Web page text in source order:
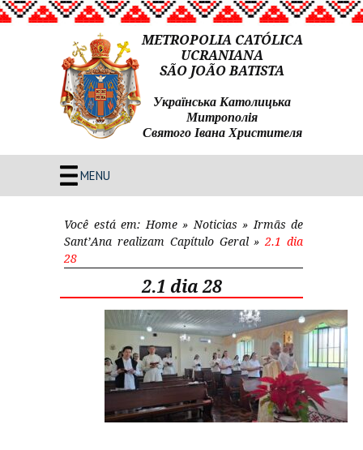
METROPOLIA CATÓLICA
UCRANIANA
SÃO JOÃO BATISTA
Українська Католицька
Митрополія
Святого Івана Христителя
MENU
Você está em: Home» Noticias » Irmãs de
Sant’Ana realizam Capítulo Geral»2.1 dia
28
2.1 dia 28